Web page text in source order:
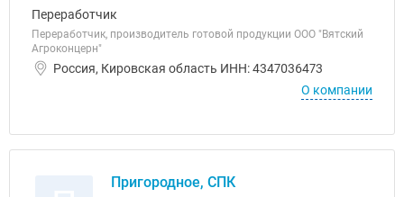
Переработчик
Переработчик, производитель готовой продукции ООО "Вятский
Агроконцерн"
Россия, Кировская область ИНН: 4347036473
О компании
Пригородное, СПК